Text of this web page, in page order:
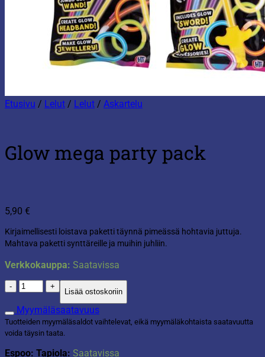
Etusivu / Lelut / Lelut / Askartelu
Glow mega party pack
5,90 €
Kirjaimellisesti loistava paketti täynnä pimeässä hohtavia juttuja.
Mahtava paketti synttäreille ja muihin juhliin.
Verkkokauppa: Saatavissa
Glow
mega
party
pack
määrä
Lisää ostoskoriin
Myymäläsaatavuus
Tuotteiden myymäläsaldot vaihtelevat, eikä myymäläkohtaista saatavuutta
voida täysin taata.
Espoo: Tapiola: Saatavissa